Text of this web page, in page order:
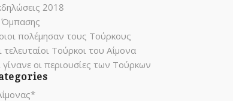
2018
πολέμησαν τους Τούρκους
τελευταίοι Τούρκοι του Αΐμονα
γίνανε οι περιουσίες των Τούρκων